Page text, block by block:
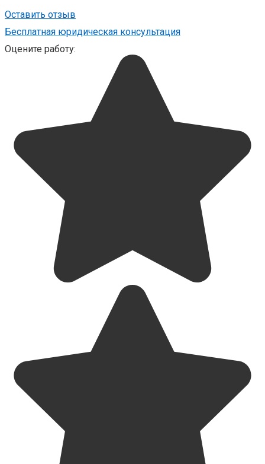
Оставить отзыв
Бесплатная юридическая консультация
Оцените работу: